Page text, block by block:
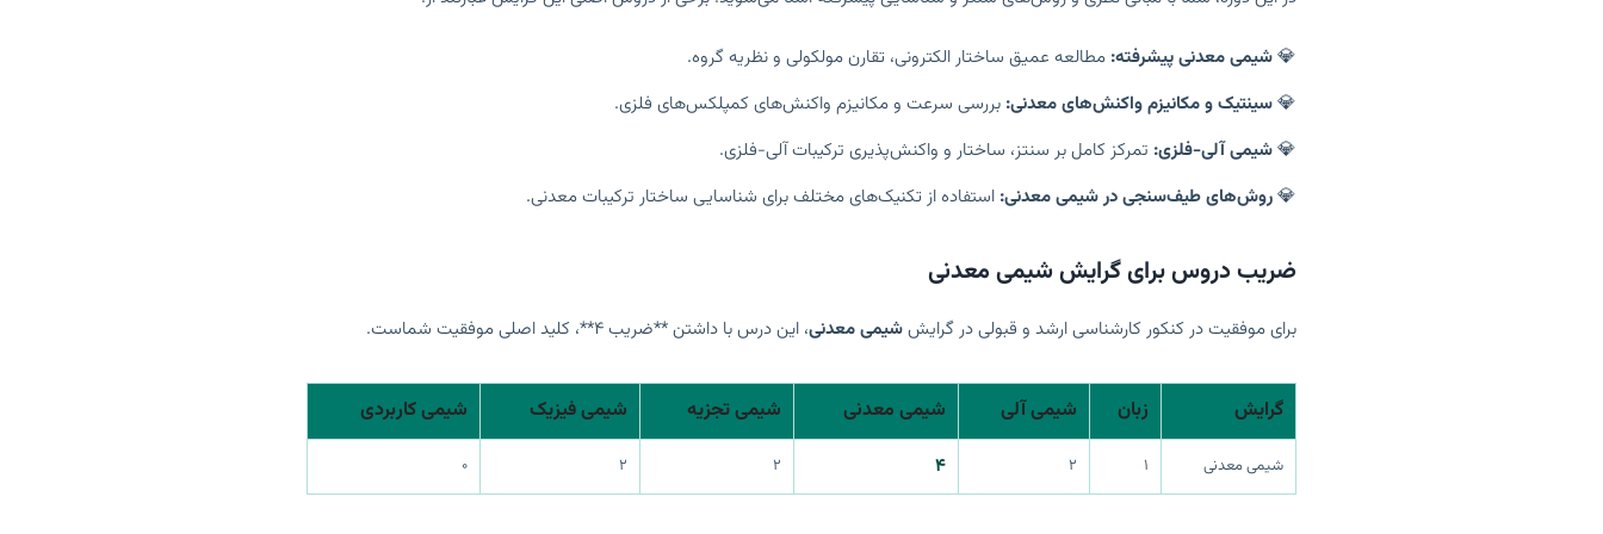
شیمی معدنی پیشرفته: مطالعه عمیق ساختار الکترونی، تقارن مولکولی و نظریه گروه.
سینتیک و مکانیزم واکنش‌های معدنی: بررسی سرعت و مکانیزم واکنش‌های کمپلکس‌های فلزی.
شیمی آلی-فلزی: تمرکز کامل بر سنتز، ساختار و واکنش‌پذیری ترکیبات آلی-فلزی.
روش‌های طیف‌سنجی در شیمی معدنی: استفاده از تکنیک‌های مختلف برای شناسایی ساختار ترکیبات معدنی.
ضریب دروس برای گرایش شیمی معدنی
برای موفقیت در کنکور کارشناسی ارشد و قبولی در گرایششیمی معدنی، این درس با داشتن **ضریب ۴**، کلید اصلی موفقیت شماست.
گرایش زبان شیمی آلی شیمی معدنی شیمی تجزیه شیمی فیزیک شیمی کاربردی
شیمی معدنی ۱ ۲ ۴ ۲ ۲ ۰